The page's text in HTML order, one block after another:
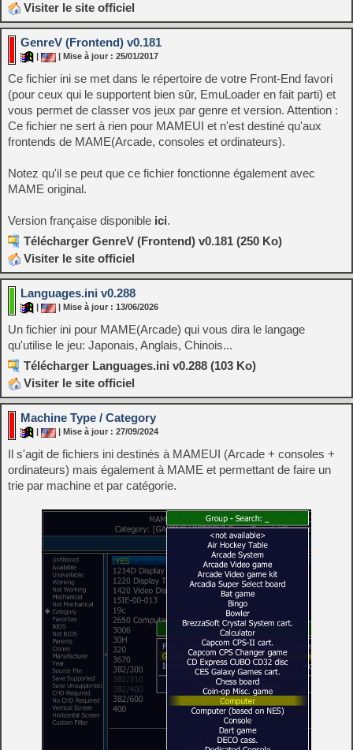
Visiter le site officiel
GenreV (Frontend) v0.181
| Mise à jour : 25/01/2017
Ce fichier ini se met dans le répertoire de votre Front-End favori
(pour ceux qui le supportent bien sûr, EmuLoader en fait parti) et
vous permet de classer vos jeux par genre et version. Attention :
Ce fichier ne sert à rien pour MAMEUI et n'est destiné qu'aux
frontends de MAME(Arcade, consoles et ordinateurs).
Notez qu'il se peut que ce fichier fonctionne également avec
MAME original.
Version française disponible ici.
Télécharger GenreV (Frontend) v0.181 (250 Ko)
Visiter le site officiel
Languages.ini v0.288
| Mise à jour : 13/06/2026
Un fichier ini pour MAME(Arcade) qui vous dira le langage
qu'utilise le jeu: Japonais, Anglais, Chinois...
Télécharger Languages.ini v0.288 (103 Ko)
Visiter le site officiel
Machine Type / Category
| Mise à jour : 27/09/2024
Il s'agit de fichiers ini destinés à MAMEUI (Arcade + consoles +
ordinateurs) mais également à MAME et permettant de faire un
trie par machine et par catégorie.